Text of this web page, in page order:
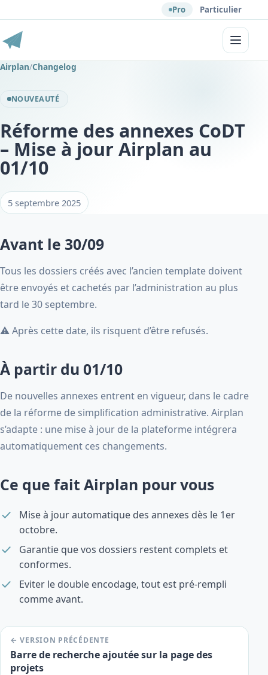
Pro Particulier
Menu
Airplan/Changelog
NOUVEAUTÉ
Réforme des annexes CoDT
– Mise à jour Airplan au
01/10
5 septembre 2025
Avant le 30/09
Tous les dossiers créés avec l’ancien template doivent
être envoyés et cachetés par l’administration au plus
tard le 30 septembre.
⚠️ Après cette date, ils risquent d’être refusés.
À partir du 01/10
De nouvelles annexes entrent en vigueur, dans le cadre
de la réforme de simplification administrative. Airplan
s’adapte : une mise à jour de la plateforme intégrera
automatiquement ces changements.
Ce que fait Airplan pour vous
Mise à jour automatique des annexes dès le 1er
octobre.
Garantie que vos dossiers restent complets et
conformes.
Eviter le double encodage, tout est pré-rempli
comme avant.
← VERSION PRÉCÉDENTE
Barre de recherche ajoutée sur la page des
projets